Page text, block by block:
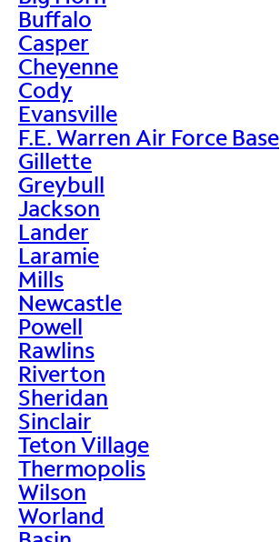
Buffalo
Casper
Cheyenne
Cody
Evansville
F.E. Warren Air Force Base
Gillette
Greybull
Jackson
Lander
Laramie
Mills
Newcastle
Powell
Rawlins
Riverton
Sheridan
Sinclair
Teton Village
Thermopolis
Wilson
Worland